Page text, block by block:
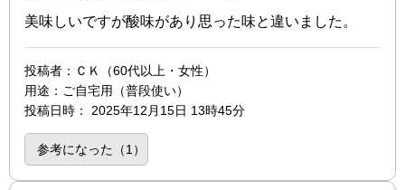
美味しいですが酸味があり思った味と違いました。
投稿者 ：ＣＫ（60代以上・女性）
用途 ：ご自宅用（普段使い）
投稿日時 ： 2025年12月15日 13時45分
参考になった（1 ）